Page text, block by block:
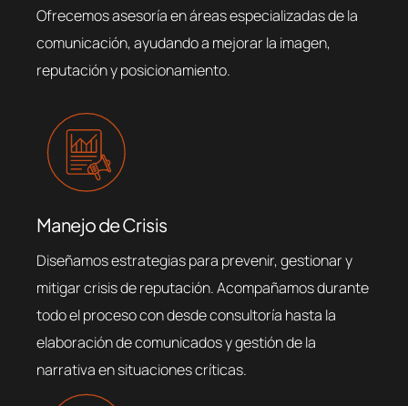
Ofrecemos asesoría en áreas especializadas de la
comunicación, ayudando a mejorar la imagen,
reputación y posicionamiento.
Manejo de Crisis
Diseñamos estrategias para prevenir, gestionar y
mitigar crisis de reputación. Acompañamos durante
todo el proceso con desde consultoría hasta la
elaboración de comunicados y gestión de la
narrativa en situaciones críticas.